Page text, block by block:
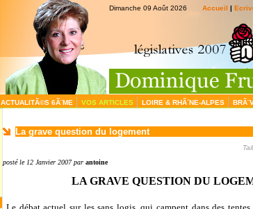
Dimanche 09 Août 2026 Accueil |
ACTUALITÃ©S 6Ã¨ME VOS ARTICLES LOIRE & RHÃ´NE-ALPES
La grave question du logement
posté le 12 Janvier 2007 par antoine
LA GRAVE QUESTION DU